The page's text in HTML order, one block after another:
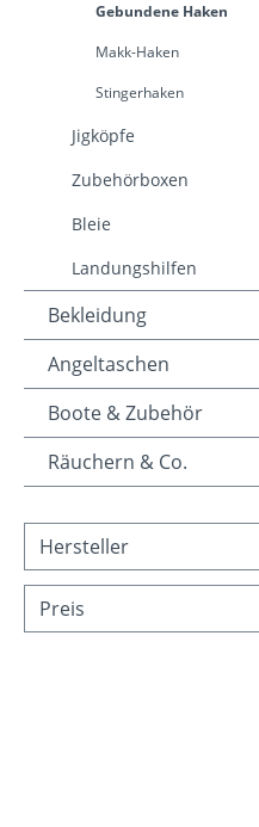
Gebundene Haken
Makk-Haken
Stingerhaken
Jigköpfe
Zubehörboxen
Bleie
Landungshilfen
Bekleidung
Angeltaschen
Boote & Zubehör
Räuchern & Co.
Hersteller
Preis